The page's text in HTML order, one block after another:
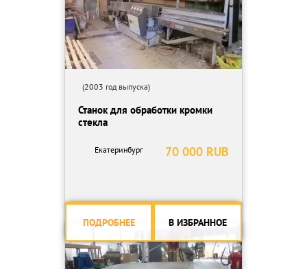
(2003 год выпуска)
Станок для обработки кромки
стекла
70 000 RUB
Екатеринбург
ПОДРОБНЕЕ В ИЗБРАННОЕ